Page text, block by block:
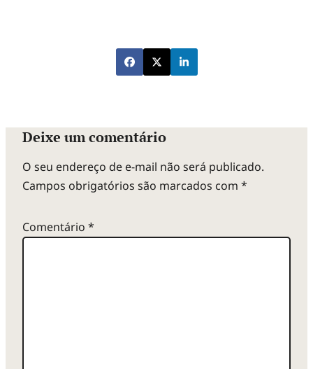
Deixe um comentário
O seu endereço de e-mail não será publicado.
Campos obrigatórios são marcados com *
Comentário *